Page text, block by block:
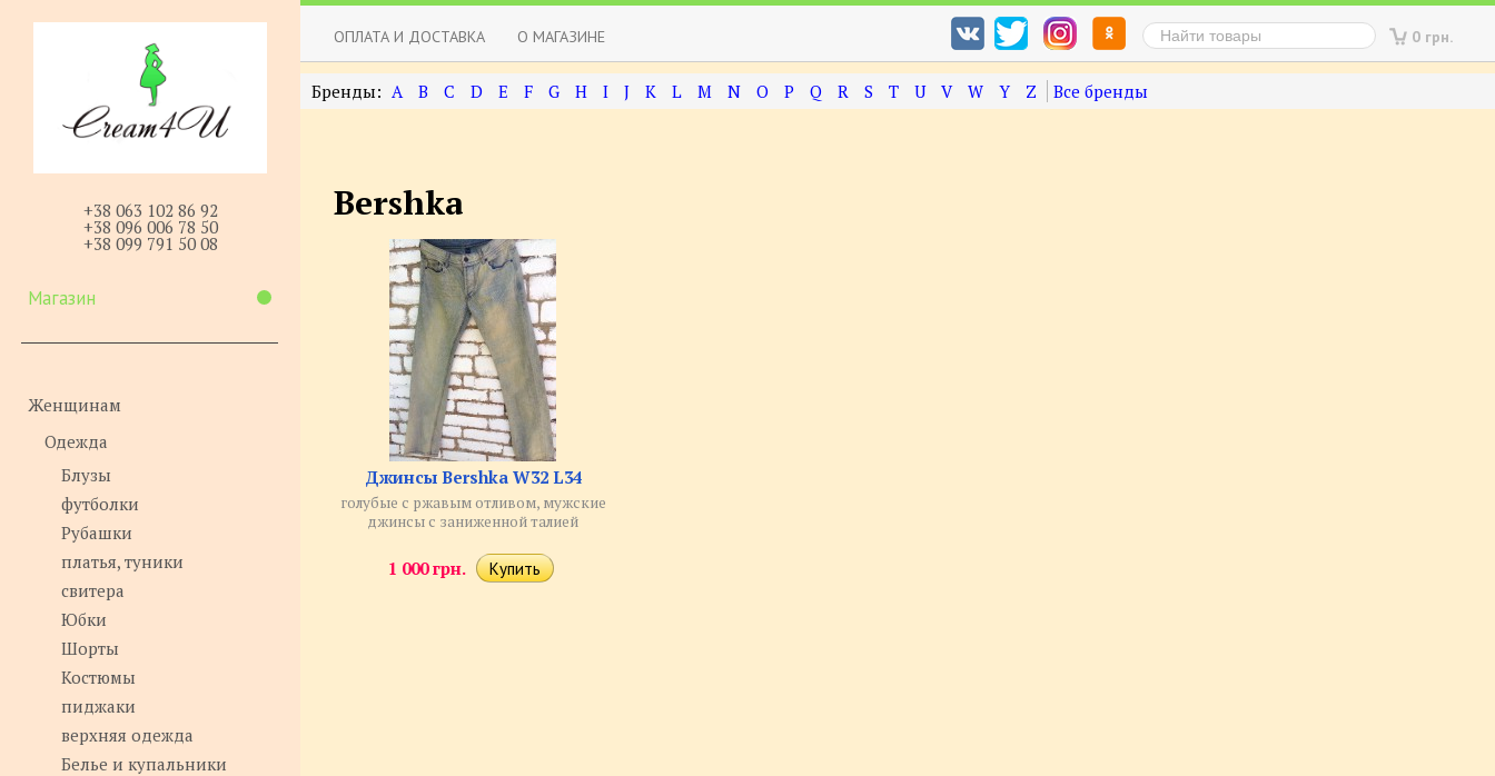
+38 063 102 86 92
+38 096 006 78 50
+38 099 791 50 08
Магазин
Женщинам
Одежда
Блузы
футболки
Рубашки
платья, туники
свитера
Юбки
Шорты
Костюмы
пиджаки
верхняя одежда
Белье и купальники
0 грн.
ОПЛАТА И ДОСТАВКА О МАГАЗИНЕ
A B C D E F G H I J K L M N O P Q R S T U V W Y Z
Bershka
Джинсы Bershka W32 L34
голубые с ржавым отливом, мужские
джинсы с заниженной талией
1 000 грн.